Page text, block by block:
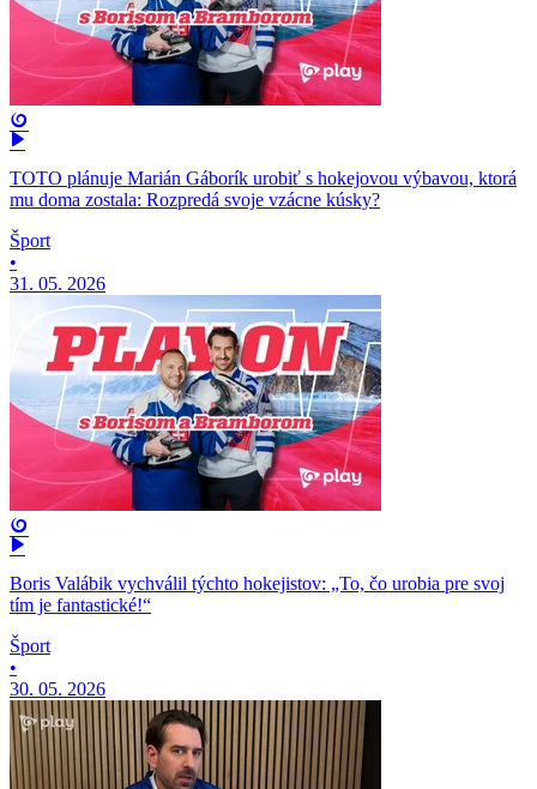
TOTO plánuje Marián Gáborík urobiť s hokejovou výbavou, ktorá
mu doma zostala: Rozpredá svoje vzácne kúsky?
Šport
•
31. 05. 2026
Boris Valábik vychválil týchto hokejistov: „To, čo urobia pre svoj
tím je fantastické!“
Šport
•
30. 05. 2026